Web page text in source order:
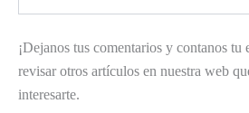
¡Dejanos tus comentarios y contanos
revisar otros artículos en nuestra web
interesarte.